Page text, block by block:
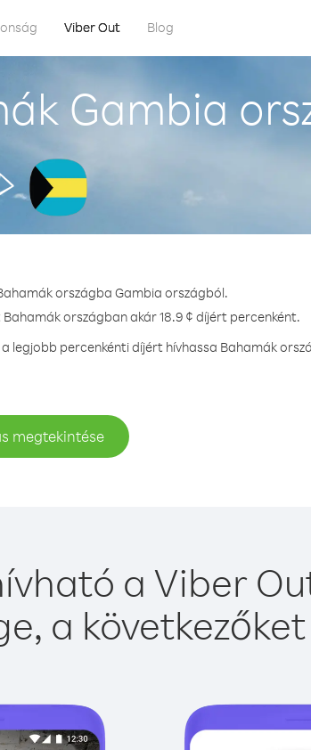
Viber Out Blog
Gambia
országba Gambia országból.
országban akár 18.9 ¢ díjért percenként.
legjobb percenkénti díjért hívhassa Bahamák
megtekintése
a Viber
a